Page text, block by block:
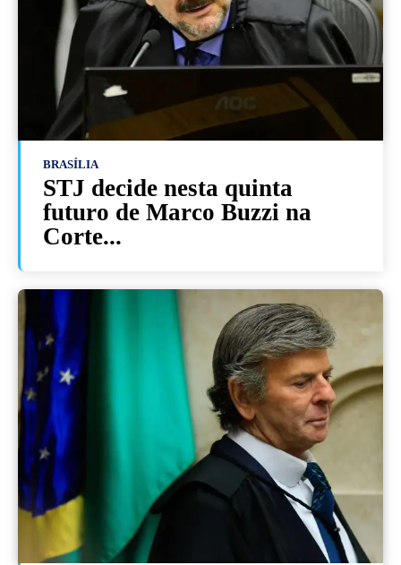
BRASÍLIA
STJ decide nesta quinta
futuro de Marco Buzzi na
Corte...